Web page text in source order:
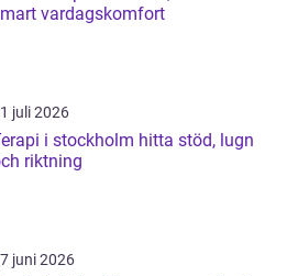
vardagskomfort
juli 2026
i stockholm hitta stöd, lugn
riktning
juni 2026